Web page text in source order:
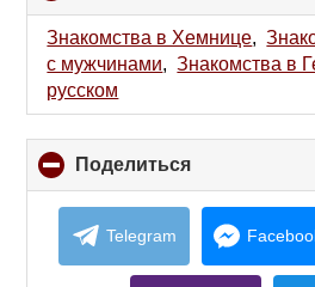
to
Знакомства в Хемнице,
с мужчинами,Знакомства в
русском
Поделиться
to
collapse
contents
Telegram